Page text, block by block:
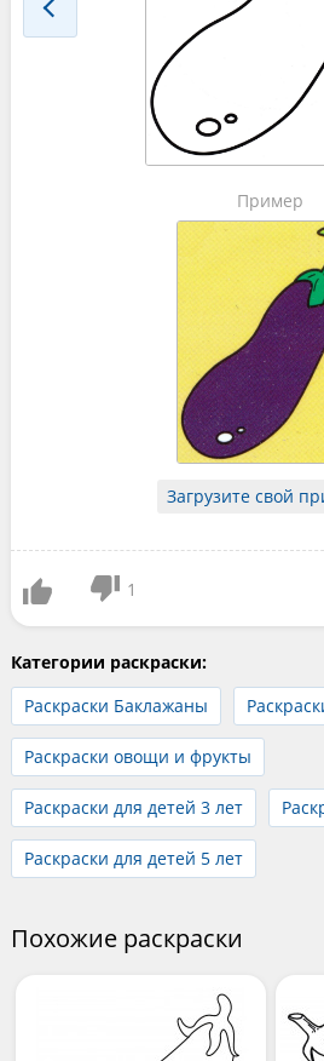
Пример
Загрузите свой
1
Категории раскраски:
Раскраски Баклажаны
Раскраски овощи и фрукты
Раскраски для детей 3 лет
Раскраски для детей 5 лет
Похожие раскраски